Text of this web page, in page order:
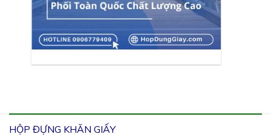
HỘP ĐỰNG KHĂN GIẤY